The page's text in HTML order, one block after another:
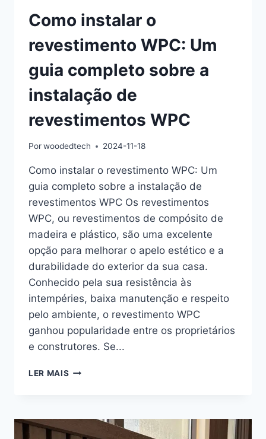
Como instalar o
revestimento WPC: Um
guia completo sobre a
instalação de
revestimentos WPC
Porwoodedtech 2024-11-18
Como instalar o revestimento WPC: Um
guia completo sobre a instalação de
revestimentos WPC Os revestimentos
WPC, ou revestimentos de compósito de
madeira e plástico, são uma excelente
opção para melhorar o apelo estético e a
durabilidade do exterior da sua casa.
Conhecido pela sua resistência às
intempéries, baixa manutenção e respeito
pelo ambiente, o revestimento WPC
ganhou popularidade entre os proprietários
e construtores. Se...
LER MAIS COMO
WPC:
UM